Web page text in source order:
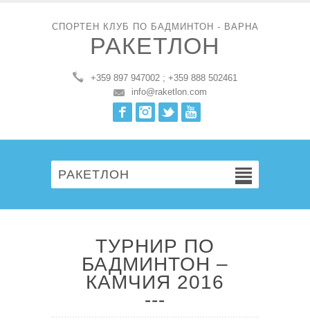
СПОРТЕН КЛУБ ПО БАДМИНТОН - ВАРНА
РАКЕТЛОН
+359 897 947002 ; +359 888 502461
info@raketlon.com
FacebookInstagram
Twitter
РАКЕТЛОН
ТУРНИР ПО
БАДМИНТОН –
КАМЧИЯ 2016